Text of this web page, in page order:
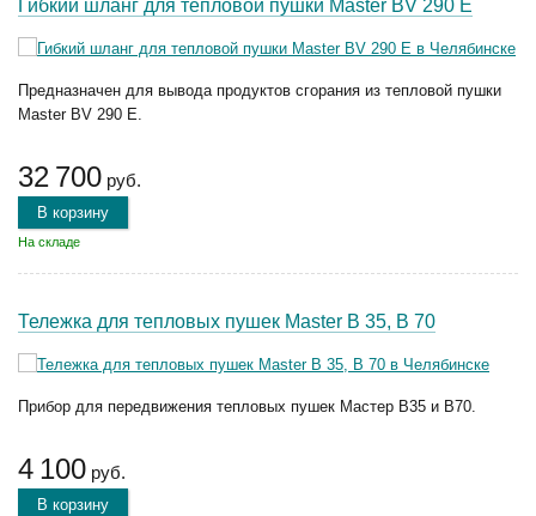
Гибкий шланг для тепловой пушки Master BV 290 E
Предназначен для вывода продуктов сгорания из тепловой пушки
Master BV 290 E.
32 700 руб.
В корзину
На складе
Тележка для тепловых пушек Master B 35, B 70
Прибор для передвижения тепловых пушек Мастер B35 и B70.
4 100 руб.
В корзину